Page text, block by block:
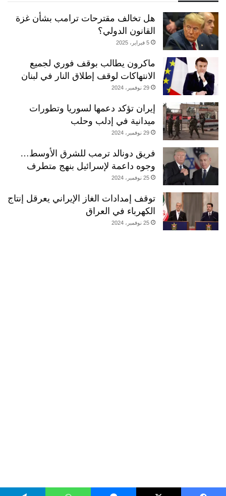
هل تخالف مقترحات ترامب بشأن غزة
القانون الدولي؟
5 فبراير، 2025
ماكرون يطالب بوقف فوري لجميع
الانتهاكات لوقف إطلاق النار في لبنان
29 نوفمبر، 2024
إيران تؤكد دعمها لسوريا وتطورات
ميدانية في إدلب وحلب
29 نوفمبر، 2024
فريق دونالد ترمب للشرق الأوسط…
وجوه داعمة لإسرائيل بنهج متطرف
25 نوفمبر، 2024
توقف إمدادات الغاز الإيراني يعرقل إنتاج
الكهرباء في العراق
25 نوفمبر، 2024